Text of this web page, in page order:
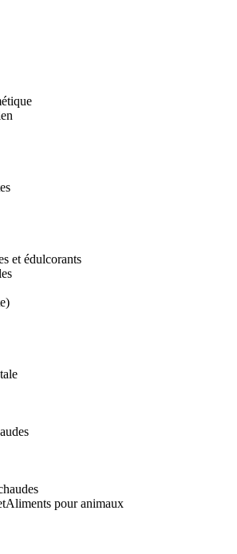
et édulcorants
Aliments pour animaux